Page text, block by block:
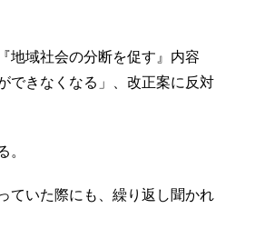
地域社会の分断を促す』内容
できなくなる」、改正案に反対
。
ていた際にも、繰り返し聞かれ